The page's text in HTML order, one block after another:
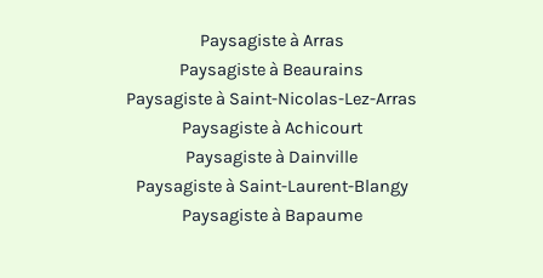
Paysagiste à Arras
Paysagiste à Beaurains
Paysagiste à Saint-Nicolas-Lez-Arras
Paysagiste à Achicourt
Paysagiste à Dainville
Paysagiste à Saint-Laurent-Blangy
Paysagiste à Bapaume